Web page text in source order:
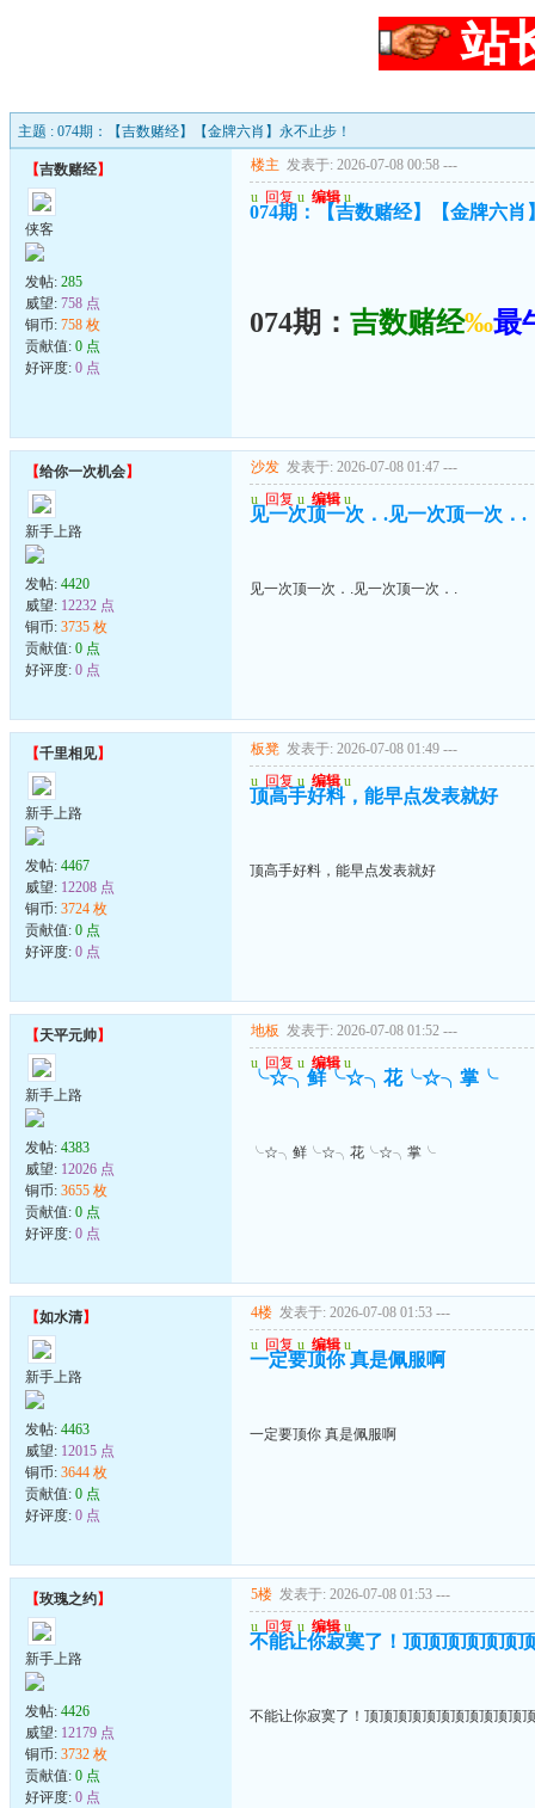
站
主题 : 074期：【吉数赌经】【金牌六肖】永不止步！
【吉数赌经】
侠客
发帖: 285
威望: 758 点
铜币: 758 枚
贡献值: 0 点
好评度: 0 点
楼主 发表于: 2026-07-08 00:58 ---
u 回复 u 编辑 u
074期：【吉数赌经】【金牌六肖
074期： 吉数赌经‰最
【给你一次机会】
新手上路
发帖: 4420
威望: 12232 点
铜币: 3735 枚
贡献值: 0 点
好评度: 0 点
沙发 发表于: 2026-07-08 01:47 ---
u 回复 u 编辑 u
见一次顶一次．.见一次顶一次．.
见一次顶一次．.见一次顶一次．.
【千里相见】
新手上路
发帖: 4467
威望: 12208 点
铜币: 3724 枚
贡献值: 0 点
好评度: 0 点
板凳 发表于: 2026-07-08 01:49 ---
u 回复 u 编辑 u
顶高手好料，能早点发表就好
顶高手好料，能早点发表就好
【天平元帅】
新手上路
发帖: 4383
威望: 12026 点
铜币: 3655 枚
贡献值: 0 点
好评度: 0 点
地板 发表于: 2026-07-08 01:52 ---
u 回复 u 编辑 u
╰☆╮鲜╰☆╮花╰☆╮掌╰
╰☆╮鲜╰☆╮花╰☆╮掌╰
【如水清】
新手上路
发帖: 4463
威望: 12015 点
铜币: 3644 枚
贡献值: 0 点
好评度: 0 点
4楼 发表于: 2026-07-08 01:53 ---
u 回复 u 编辑 u
一定要顶你 真是佩服啊
一定要顶你 真是佩服啊
【玫瑰之约】
新手上路
发帖: 4426
威望: 12179 点
铜币: 3732 枚
贡献值: 0 点
好评度: 0 点
5楼 发表于: 2026-07-08 01:53 ---
u 回复 u 编辑 u
不能让你寂寞了！顶顶顶顶顶顶
不能让你寂寞了！顶顶顶顶顶顶顶顶顶顶顶